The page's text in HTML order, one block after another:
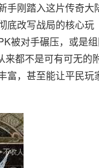
手刚踏入这片传奇大
底改写战局的核心玩
被对手碾压，或是
来都不是可有可无的
富，甚至能让平民玩